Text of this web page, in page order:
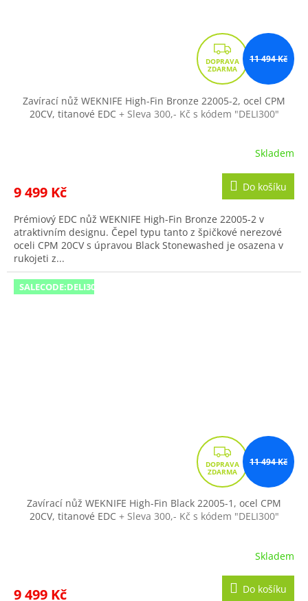
Z
D
A
R
M
11 494 Kč
Zavírací nůž WEKNIFE High-Fin Bronze 22005-2, ocel CPM
20CV, titanové EDC + Sleva 300,- Kč s kódem "DELI300"
Skladem
9 499 Kč Do košíku
Prémiový EDC nůž WEKNIFE High-Fin Bronze 22005-2 v
atraktivním designu. Čepel typu tanto z špičkové nerezové
oceli CPM 20CV s úpravou Black Stonewashed je osazena v
rukojeti z...
SALECODE:DELI300:300:fix:CZK
Z
D
A
R
M
11 494 Kč
Zavírací nůž WEKNIFE High-Fin Black 22005-1, ocel CPM
20CV, titanové EDC + Sleva 300,- Kč s kódem "DELI300"
Skladem
9 499 Kč Do košíku